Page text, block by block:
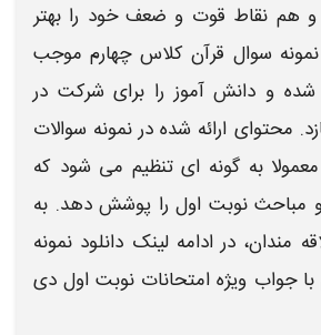
و هم نقاط قوت و ضعف خود را بهتر
نمونه سوال قرآن کلاس چهارم موجب
شده و دانش آموز را برای شرکت در
محتوای ارائه شده درنمونه سوالات
معمولا به گونه ای تنظیم می شود که
مباحث نوبت اول را پوشش دهد. به
مندان، در ادامه لینک دانلود نمونه
با جواب ویژه امتحانات نوبت اول دی